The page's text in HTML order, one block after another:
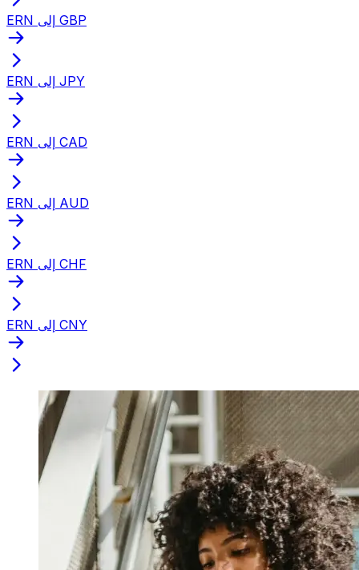
ERN إلى GBP
ERN إلى JPY
ERN إلى CAD
ERN إلى AUD
ERN إلى CHF
ERN إلى CNY